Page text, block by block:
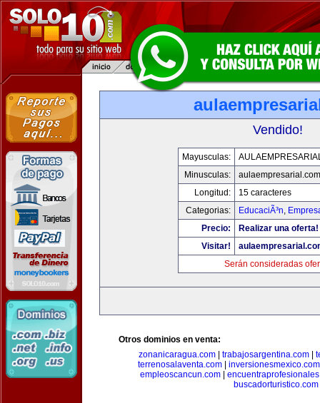
Vendido!
Mayusculas:
Minusculas:
aulaempresarial.com
Longitud:
15 caracteres
Categorias:
EducaciÃ³n,
Precio:
Realizar una oferta!
Visitar!
Serán consideradas
Otros dominios en venta:
zonanicaragua.com
trabajosargentina.com
terrenosalaventa.com| inversionesmexico.com
empleoscancun.com
buscadorturistico.com